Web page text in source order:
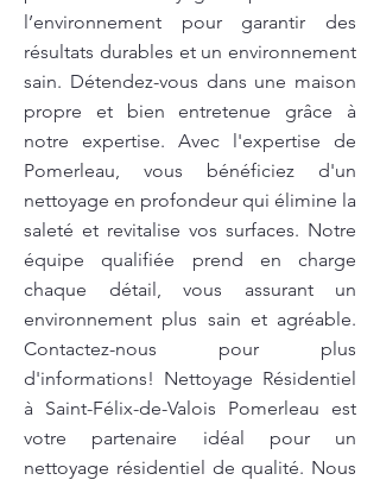
l’environnement pour garantir des
résultats durables et un environnement
sain. Détendez-vous dans une maison
propre et bien entretenue grâce à
notre expertise. Avec l'expertise de
Pomerleau, vous bénéficiez d'un
nettoyage en profondeur qui élimine la
saleté et revitalise vos surfaces. Notre
équipe qualifiée prend en charge
chaque détail, vous assurant un
environnement plus sain et agréable.
Contactez-nous pour plus
d'informations! Nettoyage Résidentiel
à Saint-Félix-de-Valois Pomerleau est
votre partenaire idéal pour un
nettoyage résidentiel de qualité. Nous